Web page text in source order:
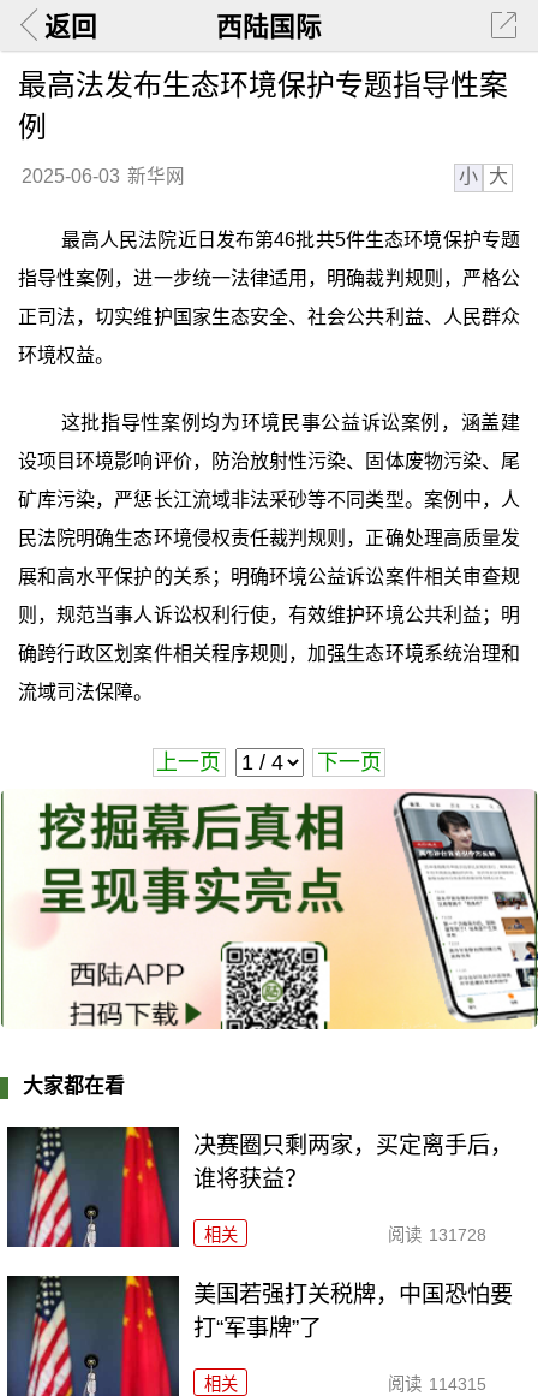
返回 西陆国际
最高法发布生态环境保护专题指导性案
例
2025-06-03 新华网 小 大
最高人民法院近日发布第46批共5件生态环境保护专题
指导性案例，进一步统一法律适用，明确裁判规则，严格公
正司法，切实维护国家生态安全、社会公共利益、人民群众
环境权益。
这批指导性案例均为环境民事公益诉讼案例，涵盖建
设项目环境影响评价，防治放射性污染、固体废物污染、尾
矿库污染，严惩长江流域非法采砂等不同类型。案例中，人
民法院明确生态环境侵权责任裁判规则，正确处理高质量发
展和高水平保护的关系；明确环境公益诉讼案件相关审查规
则，规范当事人诉讼权利行使，有效维护环境公共利益；明
确跨行政区划案件相关程序规则，加强生态环境系统治理和
流域司法保障。
上一页 下一页
大家都在看
决赛圈只剩两家，买定离手后，
谁将获益？
相关 阅读 131728
美国若强打关税牌，中国恐怕要
打“军事牌”了
相关 阅读 114315